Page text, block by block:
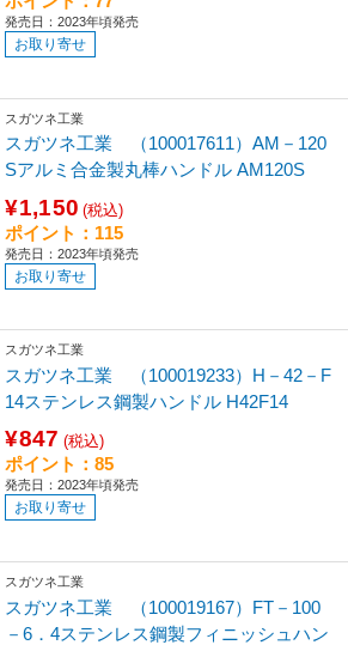
発売日：2023年頃発売
お取り寄せ
スガツネ工業
スガツネ工業 （100017611）AM－120
Sアルミ合金製丸棒ハンドル AM120S
¥1,150 (税込)
ポイント：115
発売日：2023年頃発売
お取り寄せ
スガツネ工業
スガツネ工業 （100019233）H－42－F
14ステンレス鋼製ハンドル H42F14
¥847 (税込)
ポイント：85
発売日：2023年頃発売
お取り寄せ
スガツネ工業
スガツネ工業 （100019167）FT－100
－6．4ステンレス鋼製フィニッシュハン